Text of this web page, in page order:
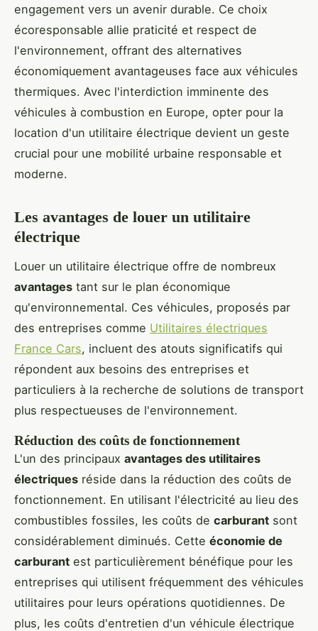
engagement vers un avenir durable. Ce choix
écoresponsable allie praticité et respect de
l'environnement, offrant des alternatives
économiquement avantageuses face aux véhicules
thermiques. Avec l'interdiction imminente des
véhicules à combustion en Europe, opter pour la
location d'un utilitaire électrique devient un geste
crucial pour une mobilité urbaine responsable et
moderne.
Les avantages de louer un utilitaire
électrique
Louer un utilitaire électrique offre de nombreux
avantages tant sur le plan économique
qu'environnemental. Ces véhicules, proposés par
des entreprises comme Utilitaires électriques
France Cars, incluent des atouts significatifs qui
répondent aux besoins des entreprises et
particuliers à la recherche de solutions de transport
plus respectueuses de l'environnement.
Réduction des coûts de fonctionnement
L'un des principaux avantages des utilitaires
électriques réside dans la réduction des coûts de
fonctionnement. En utilisant l'électricité au lieu des
combustibles fossiles, les coûts de carburant sont
considérablement diminués. Cette économie de
carburant est particulièrement bénéfique pour les
entreprises qui utilisent fréquemment des véhicules
utilitaires pour leurs opérations quotidiennes. De
plus, les coûts d'entretien d'un véhicule électrique